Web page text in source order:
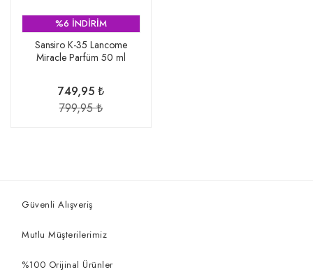
%6 İNDİRİM
Sansiro K-35 Lancome
Miracle Parfüm 50 ml
749,95 ₺
799,95 ₺
Güvenli Alışveriş
Mutlu Müşterilerimiz
%100 Orijinal Ürünler